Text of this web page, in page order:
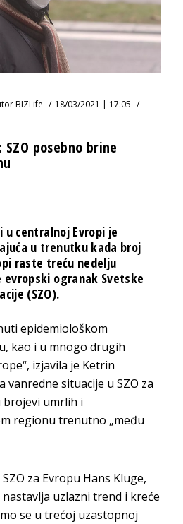
BIZLife
18/03/2021 | 17:05
posebno brine
u centralnoj Evropi je
u trenutku kada broj
raste treću nedelju
ogranak Svetske
(SZO).
epidemiološkom
kao i u mnogo drugih
izjavila je Ketrin
vanredne situacije u SZO za
brojevi umrlih i
regionu trenutno „među
za Evropu Hans Kluge,
nastavlja uzlazni trend i kreće
se u trećoj uzastopnoj